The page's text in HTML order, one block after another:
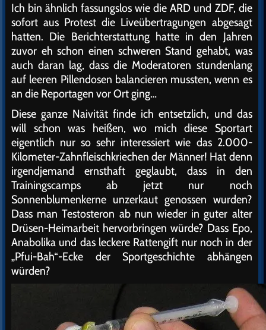
Ich bin ähnlich fassungslos wie die ARD und ZDF, die
sofort aus Protest die Liveübertragungen abgesagt
hatten. Die Berichterstattung hatte in den Jahren
zuvor eh schon einen schweren Stand gehabt, was
auch daran lag, dass die Moderatoren stundenlang
auf leeren Pillendosen balancieren mussten, wenn es
an die Reportagen vor Ort ging…
Diese ganze Naivität finde ich entsetzlich, und das
will schon was heißen, wo mich diese Sportart
eigentlich nur so sehr interessiert wie das 2.000-
Kilometer-Zahnfleischkriechen der Männer! Hat denn
irgendjemand ernsthaft geglaubt, dass in den
Trainingscamps ab jetzt nur noch
Sonnenblumenkerne unzerkaut genossen wurden?
Dass man Testosteron ab nun wieder in guter alter
Drüsen-Heimarbeit hervorbringen würde? Dass Epo,
Anabolika und das leckere Rattengift nur noch in der
„Pfui-Bah“-Ecke der Sportgeschichte abhängen
würden?